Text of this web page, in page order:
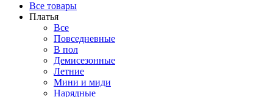
Все товары
Платья
Все
Повседневные
В пол
Демисезонные
Летние
Мини и миди
Нарядные